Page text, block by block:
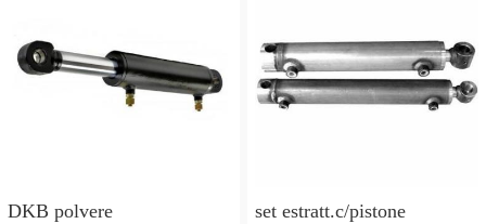
DKB polvere
set estratt.c/pistone